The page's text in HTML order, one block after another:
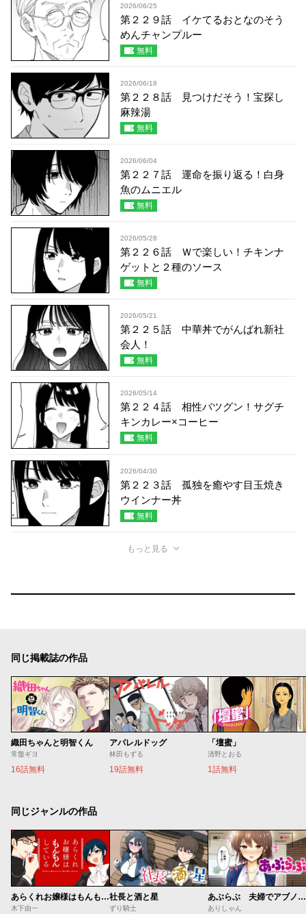
2026/06/25
第２２９話 イケてるおとなのそう
めんチャンプルー
無料
2026/06/18
第２２８話 見つけだそう！宝探し
麻辣湯
無料
2026/06/04
第２２７話 運命を振り返る！白身
魚のムニエル
無料
2026/05/28
第２２６話 Ｗで楽しい！チキンナ
ゲットと２種のソース
無料
2026/05/21
第２２５話 中華丼でがんばれ新社
会人！
無料
2026/05/14
第２２４話 相性バツグン！サグチ
キンカレー×コーヒー
無料
2026/04/30
第２２３話 孤独を癒やす目玉焼き
ウインナー丼
無料
もっと見る
同じ掲載誌の作品
織田ちゃんと明智くん
常盤ギヨ
16話無料
アパレルドッグ
林田もずる
19話無料
「壇蜜」
清野とおる
1話無料
同じジャンルの作品
あらくれお嬢様はもんもんしている
木下由一
社長と酒と星
ずり騎士
あぶらぶ 夫婦でアブノーマルなラブしませんか？
ありしゃん